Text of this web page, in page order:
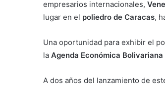
empresarios internacionales,
lugar en el poliedro de Caracas,
Una oportunidad para exhibir el
la Agenda Económica Bolivariana
A dos años del lanzamiento de